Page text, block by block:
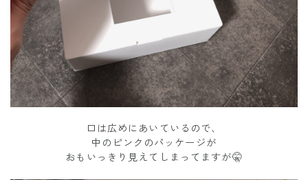
口は広めにあいているので、
中のピンクのパッケージが
おもいっきり見えてしまってますが🤫